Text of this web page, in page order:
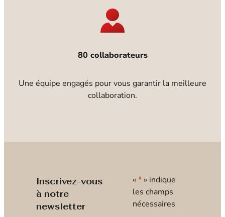
80 collaborateurs
Une équipe engagés pour vous garantir la meilleure
collaboration.
Inscrivez-vous
à notre
newsletter
« * » indique
les champs
nécessaires